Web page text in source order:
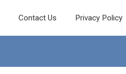
Contact Us Privacy Policy